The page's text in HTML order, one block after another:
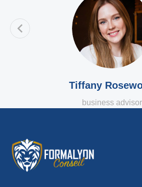
Tiffany
business advisor